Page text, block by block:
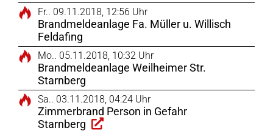
Fr.. 09.11.2018, 12:56 Uhr
Brandmeldeanlage Fa. Müller u. Willisch
Feldafing
Mo.. 05.11.2018, 10:32 Uhr
Brandmeldeanlage Weilheimer Str.
Starnberg
Sa.. 03.11.2018, 04:24 Uhr
Zimmerbrand Person in Gefahr
Starnberg